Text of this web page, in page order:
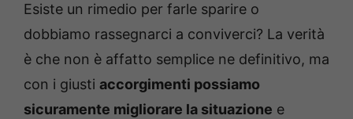
Esiste un rimedio per farle sparire o
dobbiamo rassegnarci a conviverci? La verità
è che non è affatto semplice ne definitivo, ma
con i giusti accorgimenti possiamo
sicuramente migliorare la situazione e